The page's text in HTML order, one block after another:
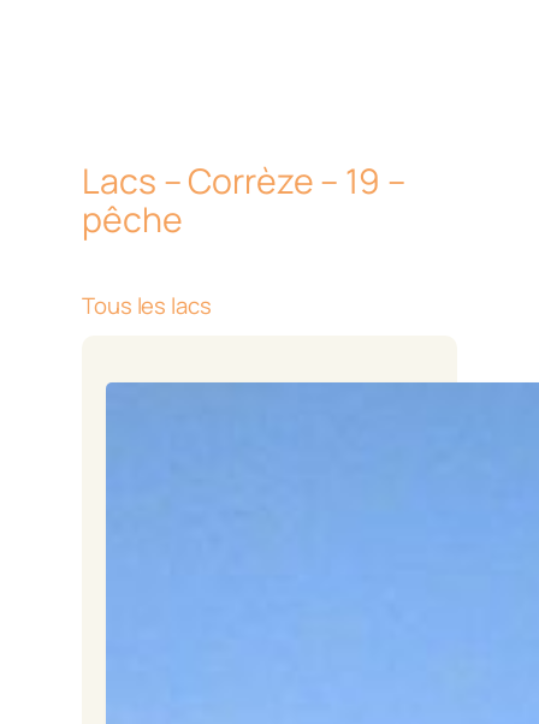
Lacs – Corrèze – 19 –
pêche
Tous les lacs